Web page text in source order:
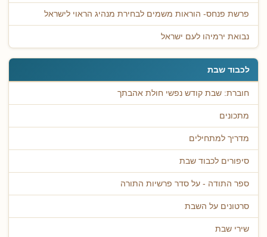
פרשת פנחס- הוראות משמים לבחירת מנהיג הראוי לישראל
נבואת ירמיהו לעם ישראל
לכבוד שבת
חוברת: שבת קודש נפשי חולת אהבתך
מתכונים
מדריך למתחילים
סיפורים לכבוד שבת
ספר התודה - על סדר פרשיות התורה
סרטונים על השבת
שירי שבת